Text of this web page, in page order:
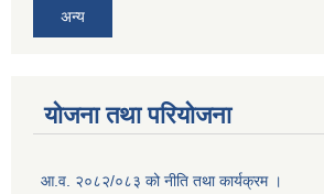
अन्य
योजना तथा परियोजना
आ.व. २०८२/०८३ को नीति तथा कार्यक्रम ।